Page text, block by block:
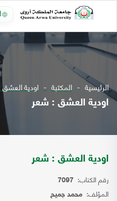
الرئيسية المكتبة اودية
اودية العشق : شعر
اودية العشق : شعر
رقم الكتاب: 7097
المؤلف: محمد جميح